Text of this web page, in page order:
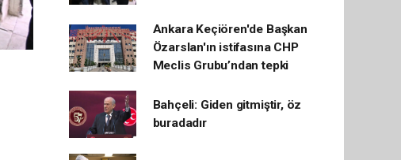
Ankara Keçiören'de Başkan
Özarslan'ın istifasına CHP
Meclis Grubu’ndan tepki
Bahçeli: Giden gitmiştir, öz
buradadır